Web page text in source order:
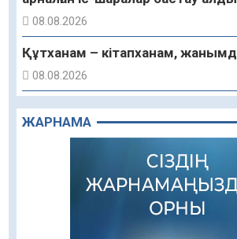
08.08.2026
Құтханам – кітапханам,
08.08.2026
Құрылыс қарқыны – қала
08.08.2026
Зәулім ғимараттарда туған жерді
азаматтардың қолтаңбасы бар
Еңбегі ерлікпен тең мамандық
ЖАРНАМА